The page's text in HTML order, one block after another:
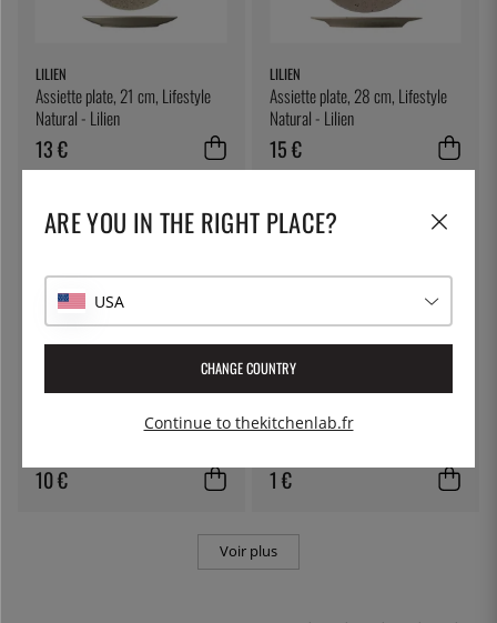
LILIEN
Assiette plate, 21 cm, Lifestyle
Natural - Lilien
13 €
LILIEN
Assiette plate, 28 cm, Lifestyle
Natural - Lilien
15 €
Assiette plate, 16 cm, Lifestyle
10 €
Gobelet rond, 480 ml avec
1 €
Voir plus
ARE YOU IN THE RIGHT PLACE?
USA
CHANGE COUNTRY
Continue to thekitchenlab.fr